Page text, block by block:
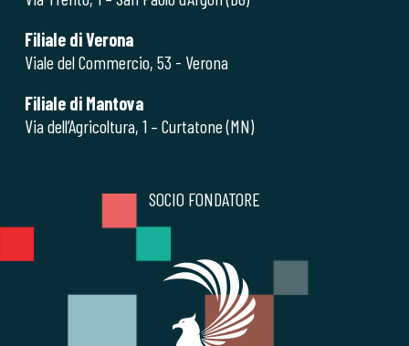
Filiale di Verona
Viale del Commercio, 53 - Verona
Filiale di Mantova
Via dell’Agricoltura, 1 – Curtatone (MN)
SOCIO FONDATORE